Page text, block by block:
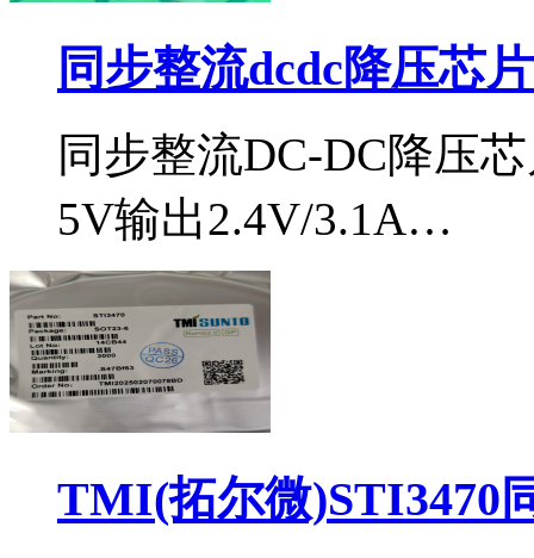
同步整流dcdc降压芯
同步整流DC-DC降压
5V输出2.4V/3.1A…
TMI(拓尔微)STI3470